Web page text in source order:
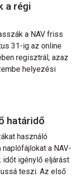
a régi
a NAV friss
31-ig az online
regisztrál, azaz
helyezési
határidő
használó
a NAV-
időt igénylő eljárást
teszi. Az első